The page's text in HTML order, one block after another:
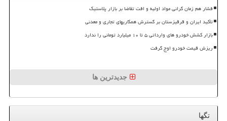
فشار هم زمان گرانی مواد اولیه و افت تقاضا بر بازار پلاستیک
تأکید ایران و قرقیزستان بر گسترش همکاریهای تجاری و معدنی
بازار کشش خودرو های وارداتی ۵ تا ۱۰ میلیارد تومانی را ندارد
ریزش قیمت خودرو اوج گرفت
جدیدترین ها
تگها